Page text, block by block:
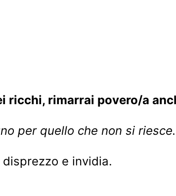
ricchi, rimarrai povero/a
per quello che non si riesce.
e invidia.